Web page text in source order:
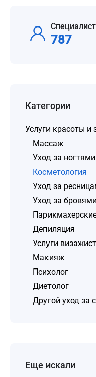
787
Категории
Услуги красоты и
Массаж
Уход за ногтями
Косметология
Уход за
Уход за бровями
Депиляция
Услуги
Макияж
Психолог
Диетолог
Другой уход за
Еще искали